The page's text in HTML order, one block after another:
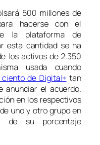
500 millones de
hacerse con el
la plataforma de
esta cantidad se ha
los activos de 2.350
usada cuando
de Digital+ tan
anunciar el acuerdo.
en los respectivos
uno y otro grupo en
de su porcentaje